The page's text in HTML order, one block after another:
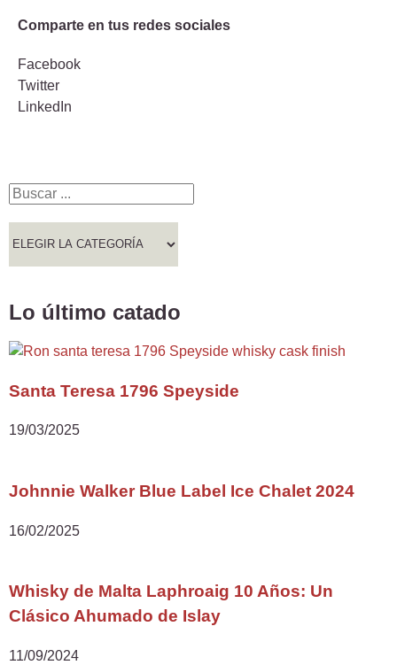
Comparte en tus redes sociales
Facebook
Twitter
LinkedIn
Lo último catado
Santa Teresa 1796 Speyside
19/03/2025
Johnnie Walker Blue Label Ice Chalet 2024
16/02/2025
Whisky de Malta Laphroaig 10 Años: Un
Clásico Ahumado de Islay
11/09/2024